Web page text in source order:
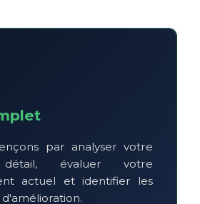
par analyser votre
évaluer votre
actuel et identifier les